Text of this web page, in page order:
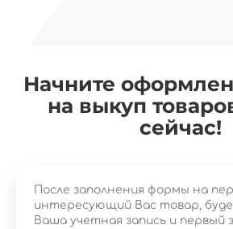
Начните
на выкуп
сейчас!
После заполнения формы на
интересующий Вас товар,
Ваша учетная запись и первый